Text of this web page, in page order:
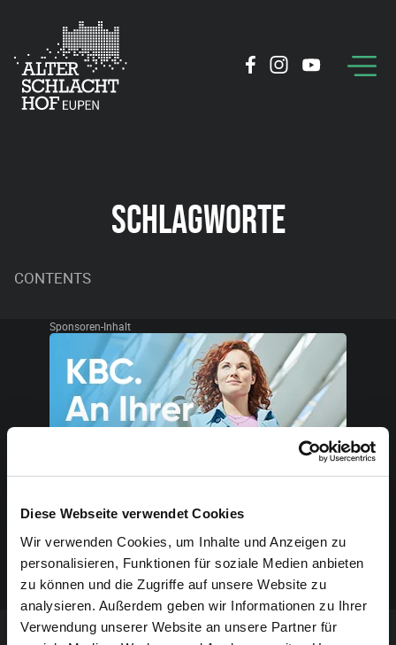
Diese Webseite verwendet Cookies
Wir verwenden Cookies, um Inhalte und Anzeigen zu
personalisieren, Funktionen für soziale Medien anbieten
zu können und die Zugriffe auf unsere Website zu
analysieren. Außerdem geben wir Informationen zu Ihrer
Verwendung unserer Website an unsere Partner für
SCHLAGWORTE
CONTENTS
Sponsoren-Inhalt